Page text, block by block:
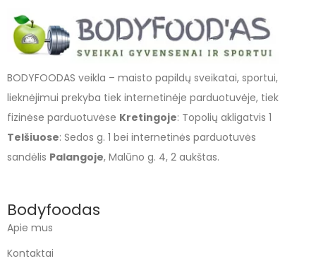
BODYFOODAS veikla – maisto papildų sveikatai, sportui,
lieknėjimui prekyba tiek internetinėje parduotuvėje, tiek
fizinėse parduotuvėse Kretingoje: Topolių akligatvis 1
Telšiuose: Sedos g. 1 bei internetinės parduotuvės
sandėlis Palangoje, Malūno g. 4, 2 aukštas.
Bodyfoodas
Apie mus
Kontaktai